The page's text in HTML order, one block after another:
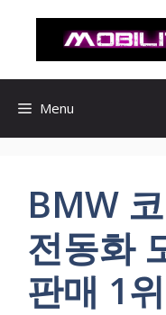
로
Menu
BMW
전동화
판매 1위